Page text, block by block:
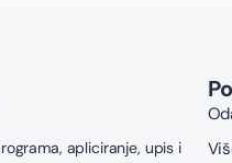
apliciranje, upis i